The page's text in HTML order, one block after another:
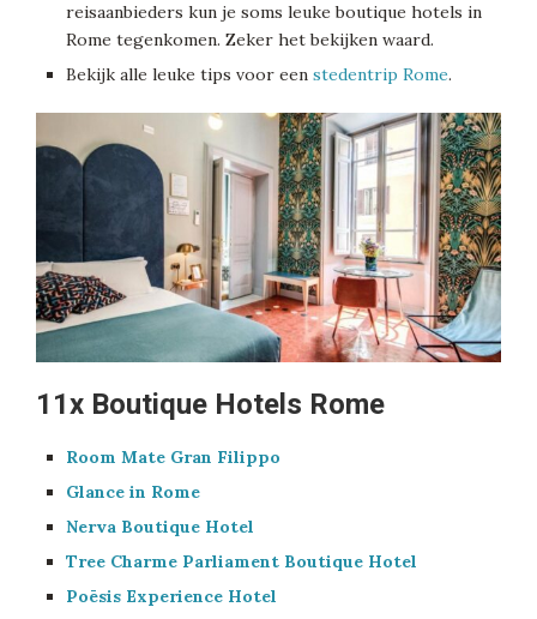
reisaanbieders kun je soms leuke boutique hotels in
Rome tegenkomen. Zeker het bekijken waard.
Bekijk alle leuke tips voor een stedentrip Rome.
11x Boutique Hotels Rome
Room Mate Gran Filippo
Glance in Rome
Nerva Boutique Hotel
Tree Charme Parliament Boutique Hotel
Poēsis Experience Hotel